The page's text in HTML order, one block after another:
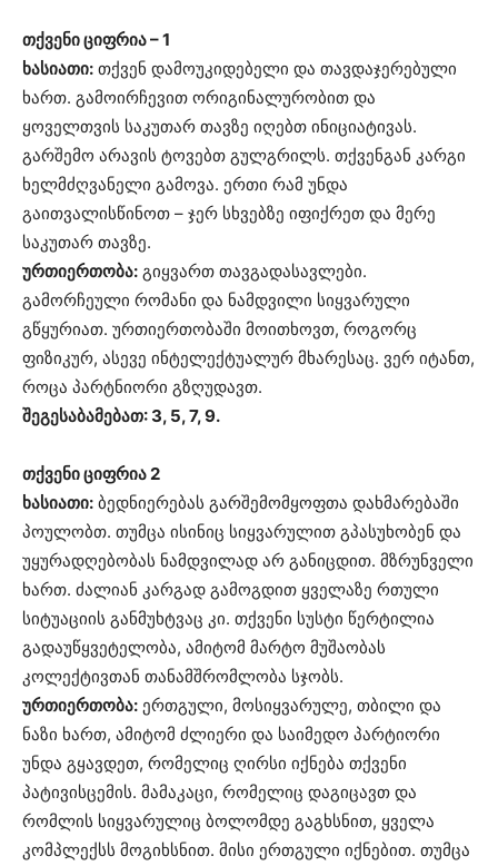
თქვენი ციფრია – 1
ხასიათი: თქვენ დამოუკიდებელი და თავდაჯერებული
ხართ. გამოირჩევით ორიგინალურობით და
ყოველთვის საკუთარ თავზე იღებთ ინიციატივას.
გარშემო არავის ტოვებთ გულგრილს. თქვენგან კარგი
ხელმძღვანელი გამოვა. ერთი რამ უნდა
გაითვალისწინოთ – ჯერ სხვებზე იფიქრეთ და მერე
საკუთარ თავზე.
ურთიერთობა: გიყვართ თავგადასავლები.
გამორჩეული რომანი და ნამდვილი სიყვარული
გწყურიათ. ურთიერთობაში მოითხოვთ, როგორც
ფიზიკურ, ასევე ინტელექტუალურ მხარესაც. ვერ იტანთ,
როცა პარტნიორი გზღუდავთ.
შეგესაბამებათ: 3, 5, 7, 9.
თქვენი ციფრია 2
ხასიათი: ბედნიერებას გარშემომყოფთა დახმარებაში
პოულობთ. თუმცა ისინიც სიყვარულით გპასუხობენ და
უყურადღებობას ნამდვილად არ განიცდით. მზრუნველი
ხართ. ძალიან კარგად გამოგდით ყველაზე რთული
სიტუაციის განმუხტვაც კი. თქვენი სუსტი წერტილია
გადაუწყვეტელობა, ამიტომ მარტო მუშაობას
კოლექტივთან თანამშრომლობა სჯობს.
ურთიერთობა: ერთგული, მოსიყვარულე, თბილი და
ნაზი ხართ, ამიტომ ძლიერი და საიმედო პარტიორი
უნდა გყავდეთ, რომელიც ღირსი იქნება თქვენი
პატივისცემის. მამაკაცი, რომელიც დაგიცავთ და
რომლის სიყვარულიც ბოლომდე გაგხსნით, ყველა
კომპლექსს მოგიხსნით. მისი ერთგული იქნებით. თუმცა